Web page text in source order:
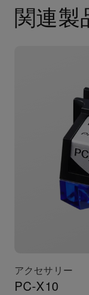
関連製
アクセサリー
PC-X10